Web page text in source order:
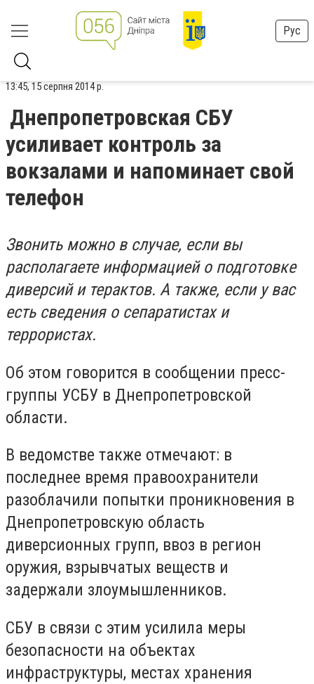
Рус
13:45, 15 серпня 2014 р.
Днепропетровская СБУ
усиливает контроль за
вокзалами и напоминает свой
телефон
Звонить можно в случае, если вы
располагаете информацией о подготовке
диверсий и терактов. А также, если у вас
есть сведения о сепаратистах и
террористах.
Об этом говорится в сообщении пресс-
группы УСБУ в Днепропетровской
области.
В ведомстве также отмечают: в
последнее время правоохранители
разоблачили попытки проникновения в
Днепропетровскую область
диверсионных групп, ввоз в регион
оружия, взрывчатых веществ и
задержали злоумышленников.
СБУ в связи с этим усилила меры
безопасности на объектах
инфраструктуры, местах хранения